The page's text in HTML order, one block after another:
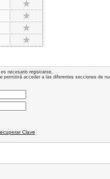
necesario registrarse.
permitirá acceder a las diferentes secciones de
Clave